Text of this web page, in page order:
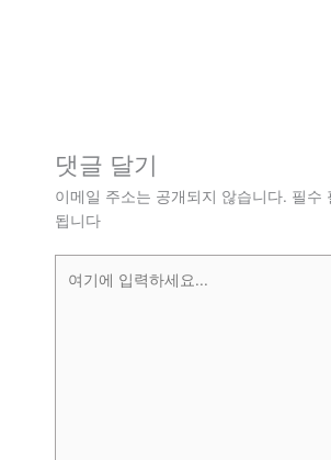
댓글 달기
이메일 주소는 공개되지 않습니다. 필수
됩니다